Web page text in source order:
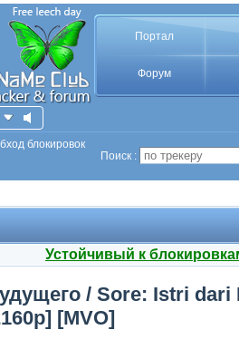
Портал
Форум
блокировок
Поиск :
Устойчивый к
/ Sore: Istri dari
[MVO]